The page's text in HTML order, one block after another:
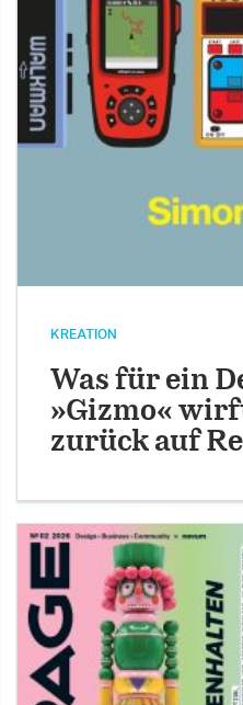
KREATION
Was für ein
»Gizmo«
zurück auf